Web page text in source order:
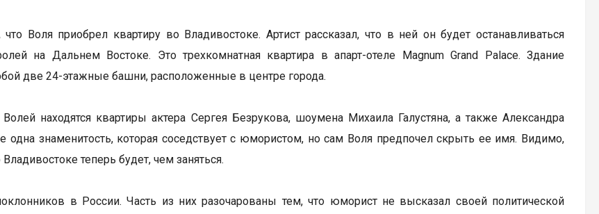
что Воля приобрел квартиру во Владивостоке. Артист рассказал, что в ней он будет останавливаться
на Дальнем Востоке. Это трехкомнатная квартира в апарт-отеле Magnum Grand Palace. Здание
две 24-этажные башни, расположенные в центре города.
находятся квартиры актера Сергея Безрукова, шоумена Михаила Галустяна, а также Александра
одна знаменитость, которая соседствует с юмористом, но сам Воля предпочел скрыть ее имя. Видимо,
теперь будет, чем заняться.
в России. Часть из них разочарованы тем, что юморист не высказал своей политической